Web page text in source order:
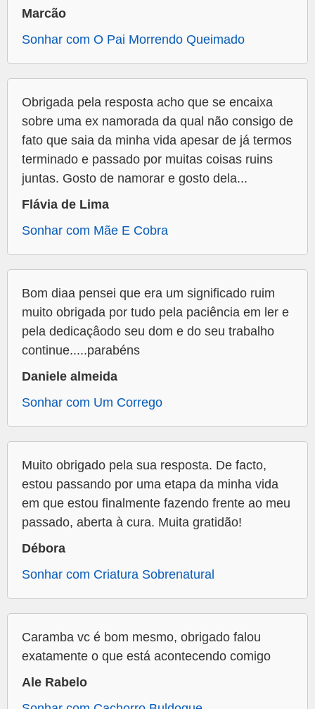
Marcão
Sonhar com O Pai Morrendo Queimado
Obrigada pela resposta acho que se encaixa
sobre uma ex namorada da qual não consigo de
fato que saia da minha vida apesar de já termos
terminado e passado por muitas coisas ruins
juntas. Gosto de namorar e gosto dela...
Flávia de Lima
Sonhar com Mãe E Cobra
Bom diaa pensei que era um significado ruim
muito obrigada por tudo pela paciência em ler e
pela dedicaçâodo seu dom e do seu trabalho
continue.....parabéns
Daniele almeida
Sonhar com Um Corrego
Muito obrigado pela sua resposta. De facto,
estou passando por uma etapa da minha vida
em que estou finalmente fazendo frente ao meu
passado, aberta à cura. Muita gratidão!
Débora
Sonhar com Criatura Sobrenatural
Caramba vc é bom mesmo, obrigado falou
exatamente o que está acontecendo comigo
Ale Rabelo